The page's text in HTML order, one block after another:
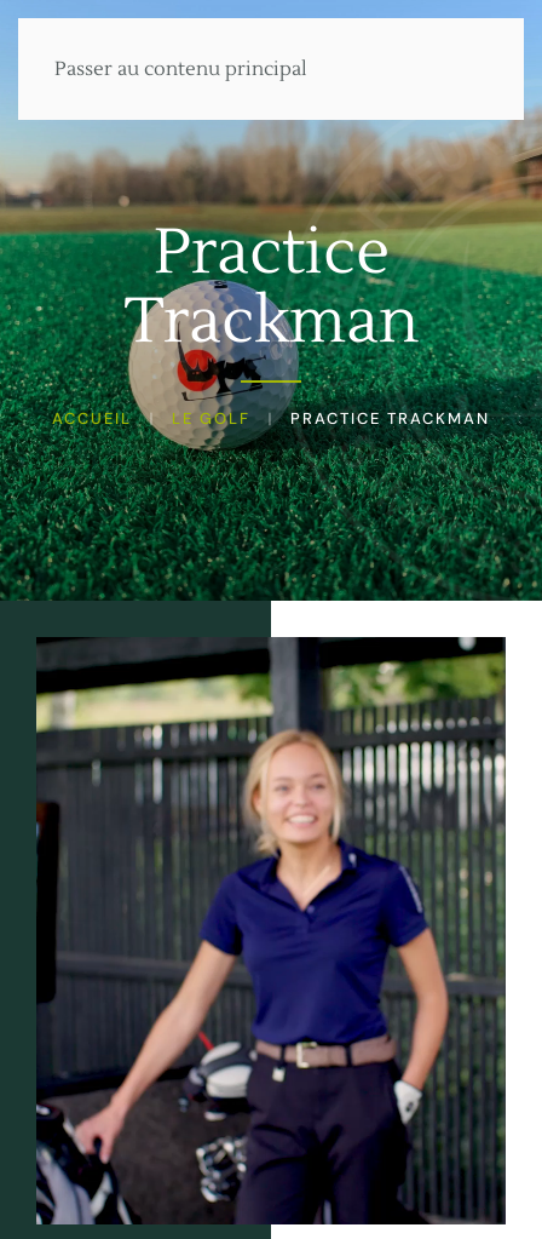
Passer au contenu principal
Practice
Trackman
ACCUEIL LE GOLF PRACTICE TRACKMAN